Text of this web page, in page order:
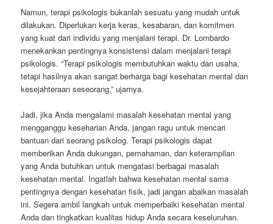
Namun, terapi psikologis bukanlah sesuatu yang mudah untuk
dilakukan. Diperlukan kerja keras, kesabaran, dan komitmen
yang kuat dari individu yang menjalani terapi. Dr. Lombardo
menekankan pentingnya konsistensi dalam menjalani terapi
psikologis. “Terapi psikologis membutuhkan waktu dan usaha,
tetapi hasilnya akan sangat berharga bagi kesehatan mental dan
kesejahteraan seseorang,” ujarnya.
Jadi, jika Anda mengalami masalah kesehatan mental yang
mengganggu keseharian Anda, jangan ragu untuk mencari
bantuan dari seorang psikolog. Terapi psikologis dapat
memberikan Anda dukungan, pemahaman, dan keterampilan
yang Anda butuhkan untuk mengatasi berbagai masalah
kesehatan mental. Ingatlah bahwa kesehatan mental sama
pentingnya dengan kesehatan fisik, jadi jangan abaikan masalah
ini. Segera ambil langkah untuk memperbaiki kesehatan mental
Anda dan tingkatkan kualitas hidup Anda secara keseluruhan.